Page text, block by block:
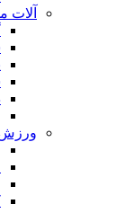
آلات
ورزش